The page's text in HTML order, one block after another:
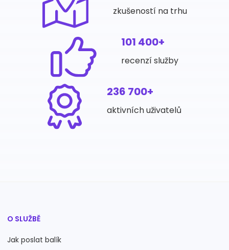
zkušeností na trhu
101 400+
recenzí služby
236 700+
aktivních uživatelů
O SLUŽBĚ
Jak poslat balík